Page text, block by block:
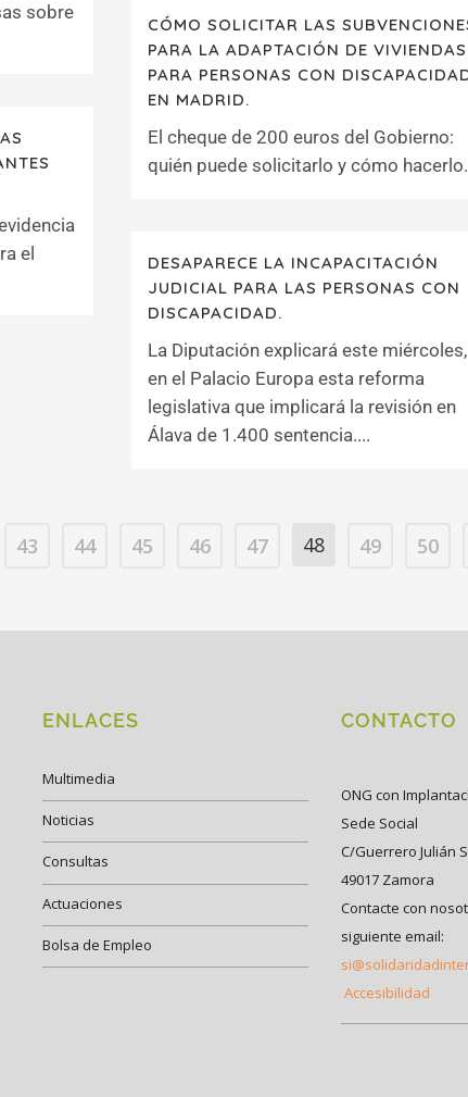
sobre
CÓMO SOLICITAR LAS
PARA LA ADAPTACIÓN DE VIVIENDAS
PARA PERSONAS CON
EN MADRID.
El cheque de 200 euros del Gobierno:
quién puede solicitarlo y cómo
el
DESAPARECE LA INCAPACITACIÓN
JUDICIAL PARA LAS PERSONAS CON
DISCAPACIDAD.
La Diputación explicará este miércoles,
en el Palacio Europa esta reforma
legislativa que implicará la revisión en
Álava de 1.400 sentencia....
43 44 45 46 47 48 49 50
ENLACES
Multimedia
Noticias
Consultas
Actuaciones
Bolsa de Empleo
CONTACTO
ONG con
Sede Social
C/Guerrero Julián
49017 Zamora
Contacte con
siguiente email:
Accesibilidad